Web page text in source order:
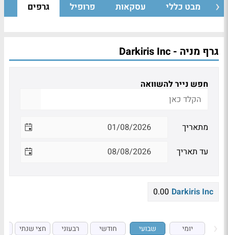
מבט כללי עסקאות פרופיל גרפים
גרף מניה - Darkiris Inc
חפש נייר להשוואה
מתאריך
עד תאריך
Darkiris Inc
0.00
יומי שבועי חודשי רבעוני חצי שנתי